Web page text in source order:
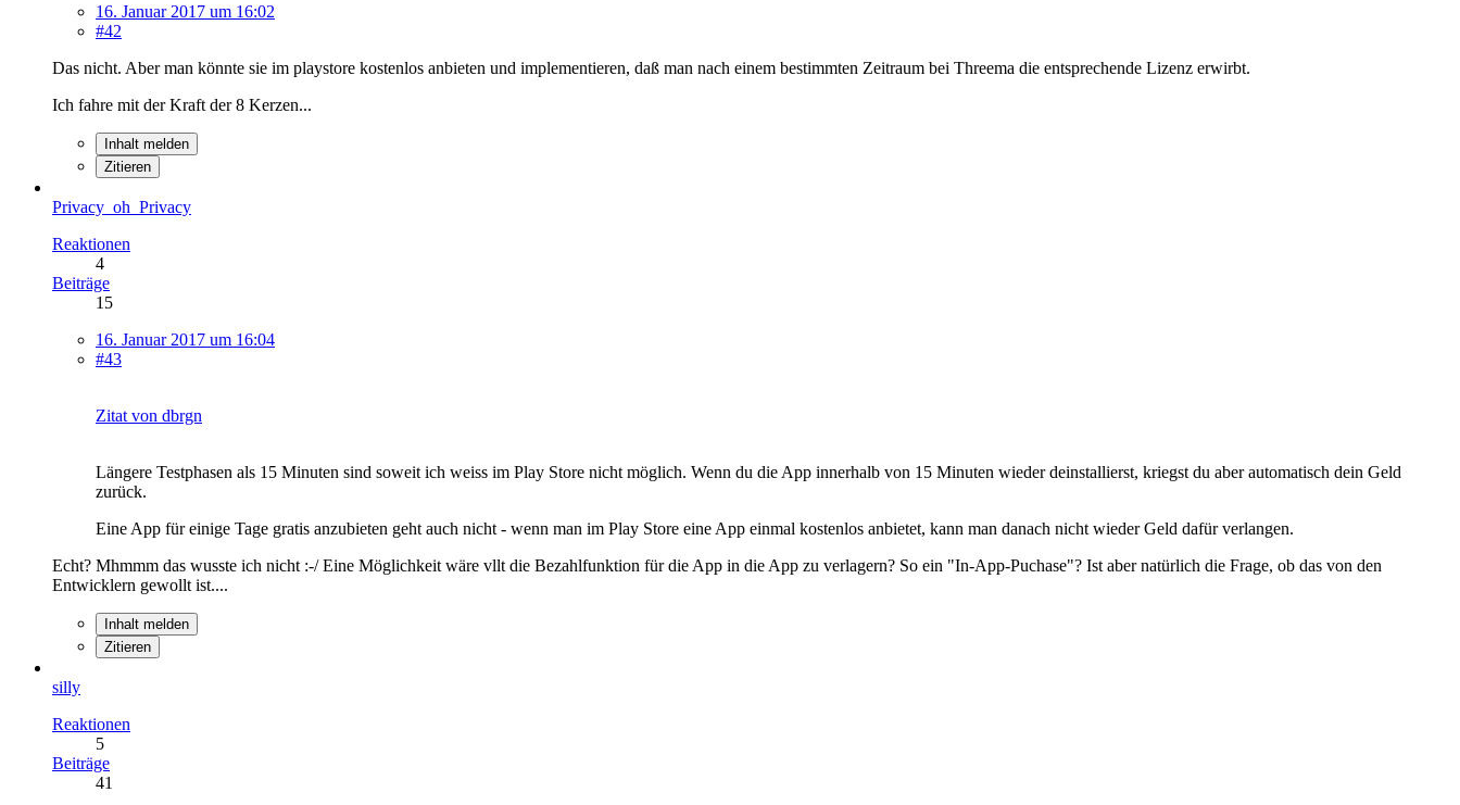
16. Januar 2017 um 16:02
#42
Das nicht. Aber man könnte sie im playstore kostenlos anbieten und implementieren, daß man nach einem bestimmten Zeitraum bei Threema die entsprechende Lizenz erwirbt.
Ich fahre mit der Kraft der 8 Kerzen...
Inhalt melden
Zitieren
Privacy_oh_Privacy
Reaktionen
4
Beiträge
15
16. Januar 2017 um 16:04
#43
Zitat von dbrgn
Längere Testphasen als 15 Minuten sind soweit ich weiss im Play Store nicht möglich. Wenn du die App innerhalb von 15 Minuten wieder deinstallierst, kriegst du aber automatisch dein Geld
zurück.
Eine App für einige Tage gratis anzubieten geht auch nicht - wenn man im Play Store eine App einmal kostenlos anbietet, kann man danach nicht wieder Geld dafür verlangen.
Echt? Mhmmm das wusste ich nicht :-/ Eine Möglichkeit wäre vllt die Bezahlfunktion für die App in die App zu verlagern? So ein "In-App-Puchase"? Ist aber natürlich die Frage, ob das von den
Entwicklern gewollt ist....
Inhalt melden
Zitieren
silly
Reaktionen
5
Beiträge
41